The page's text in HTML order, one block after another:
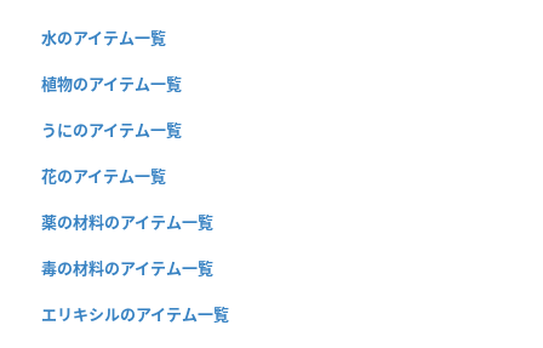
水のアイテム一覧
植物のアイテム一覧
うにのアイテム一覧
花のアイテム一覧
薬の材料のアイテム一覧
毒の材料のアイテム一覧
エリキシルのアイテム一覧